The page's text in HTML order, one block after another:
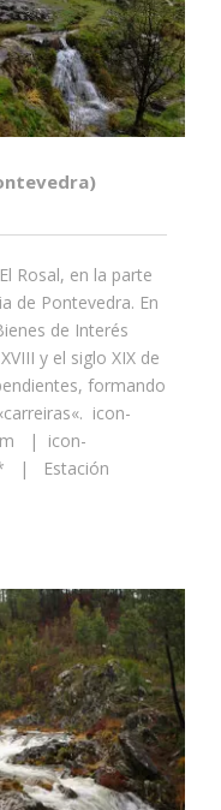
Rosal, en la parte
de Pontevedra. En
de Interés
y el siglo XIX de
formando
icon-
km | icon-
| Estación